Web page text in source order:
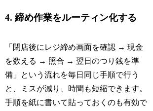
4. 締め作業をルーティン化する
「閉店後にレジ締め画面を確認 → 現金
を数える → 照合 → 翌日のつり銭を準
備」という流れを毎日同じ手順で行う
と、ミスが減り、時間も短縮できます。
手順を紙に書いて貼っておくのも有効で